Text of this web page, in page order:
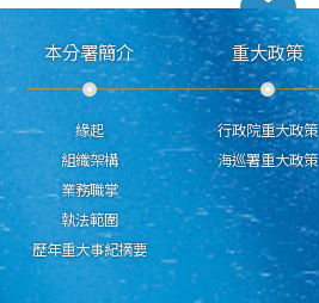
本分署簡介
緣起
組織架構
業務職掌
執法範圍
歷年重大事紀摘要
重大政策
行政院重大政策
海巡署重大政策